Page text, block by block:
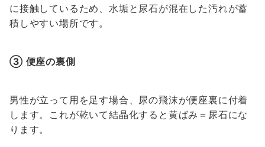
に接触しているため、水垢と尿石が混在した汚れが蓄
積しやすい場所です。
③ 便座の裏側
男性が立って用を足す場合、尿の飛沫が便座裏に付着
します。これが乾いて結晶化すると黄ばみ＝尿石にな
ります。